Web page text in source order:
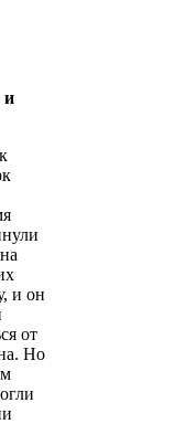
и
и он
от
Но